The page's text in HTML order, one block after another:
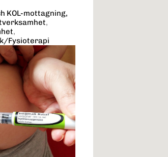
KOL-mottagning,
,
,
Fysioterapi